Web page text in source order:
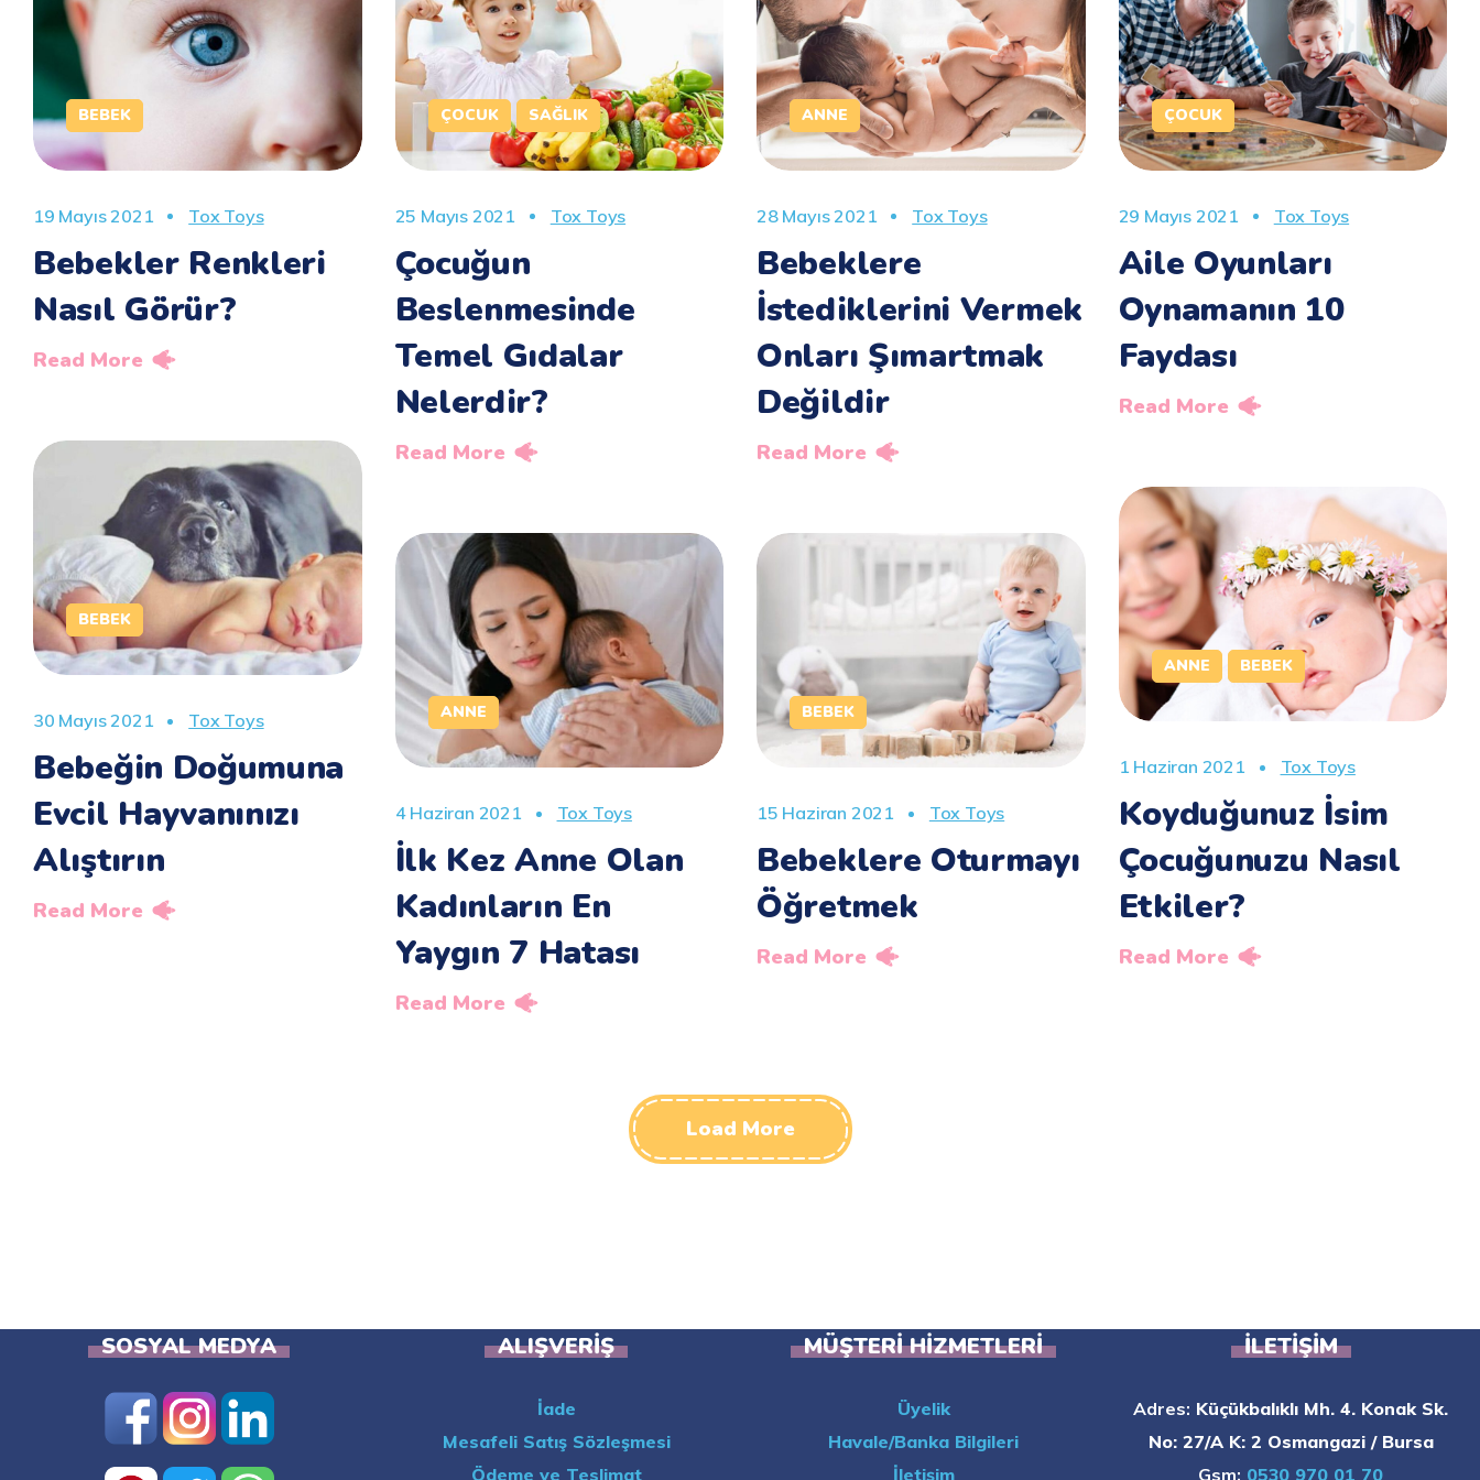
BEBEK
19 Mayıs 2021 Tox Toys
Bebekler Renkleri
Nasıl Görür?
Read More
ÇOCUK SAĞLIK
25 Mayıs 2021 Tox Toys
Çocuğun
Beslenmesinde
Temel Gıdalar
Nelerdir?
Read More
ANNE
28 Mayıs 2021 Tox Toys
Bebeklere
İstediklerini Vermek
Onları Şımartmak
Değildir
Read More
ÇOCUK
29 Mayıs 2021 Tox Toys
Aile Oyunları
Oynamanın 10
Faydası
Read More
BEBEK
30 Mayıs 2021 Tox Toys
Bebeğin Doğumuna
Evcil Hayvanınızı
Alıştırın
Read More
ANNE BEBEK
1 Haziran 2021 Tox Toys
Koyduğunuz İsim
Çocuğunuzu Nasıl
Etkiler?
Read More
ANNE
4 Haziran 2021 Tox Toys
İlk Kez Anne Olan
Kadınların En
Yaygın 7 Hatası
Read More
BEBEK
15 Haziran 2021 Tox Toys
Bebeklere Oturmayı
Öğretmek
Read More
Load More
SOSYAL MEDYA ALIŞVERIŞ
İade
Mesafeli Satış Sözleşmesi
Ödeme ve Teslimat
MÜŞTERI HIZMETLERI
Üyelik
Havale/Banka Bilgileri
İletişim
İLETIŞIM
Adres: Küçükbalıklı Mh. 4. Konak Sk.
No: 27/A K: 2 Osmangazi / Bursa
Gsm: 0530 970 01 70